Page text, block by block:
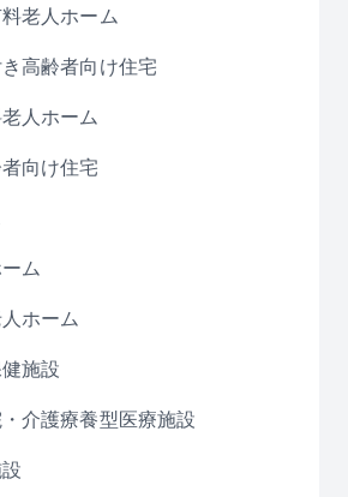
老人ホーム
高齢者向け住宅
人ホーム
向け住宅
ム
ホーム
施設
介護療養型医療施設